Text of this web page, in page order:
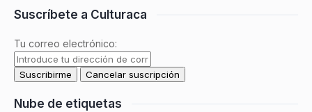
Suscríbete a Culturaca
Tu correo electrónico:
Nube de etiquetas